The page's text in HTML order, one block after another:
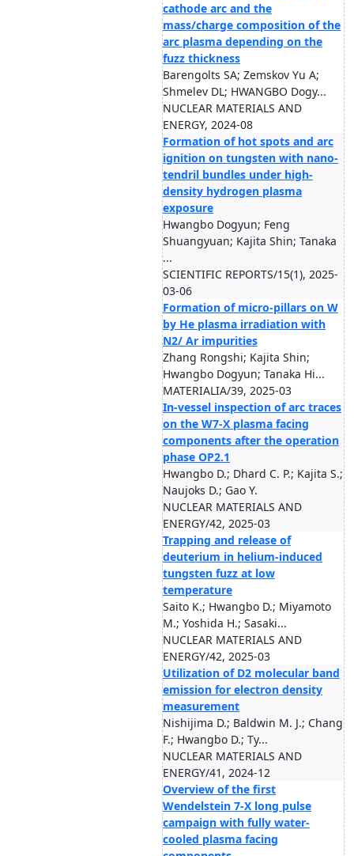
cathode arc and the
mass/charge composition of the
arc plasma depending on the
fuzz thickness
Barengolts SA; Zemskov Yu A;
Shmelev DL; HWANGBO Dogy...
NUCLEAR MATERIALS AND
ENERGY, 2024-08
Formation of hot spots and arc
ignition on tungsten with nano-
tendril bundles under high-
density hydrogen plasma
exposure
Hwangbo Dogyun; Feng
Shuangyuan; Kajita Shin; Tanaka
...
SCIENTIFIC REPORTS/15(1), 2025-
03-06
Formation of micro-pillars on W
by He plasma irradiation with
N2/ Ar impurities
Zhang Rongshi; Kajita Shin;
Hwangbo Dogyun; Tanaka Hi...
MATERIALIA/39, 2025-03
In-vessel inspection of arc traces
on the W7-X plasma facing
components after the operation
phase OP2.1
Hwangbo D.; Dhard C. P.; Kajita S.;
Naujoks D.; Gao Y.
NUCLEAR MATERIALS AND
ENERGY/42, 2025-03
Trapping and release of
deuterium in helium-induced
tungsten fuzz at low
temperature
Saito K.; Hwangbo D.; Miyamoto
M.; Yoshida H.; Sasaki...
NUCLEAR MATERIALS AND
ENERGY/42, 2025-03
Utilization of D2 molecular band
emission for electron density
measurement
Nishijima D.; Baldwin M. J.; Chang
F.; Hwangbo D.; Ty...
NUCLEAR MATERIALS AND
ENERGY/41, 2024-12
Overview of the first
Wendelstein 7-X long pulse
campaign with fully water-
cooled plasma facing